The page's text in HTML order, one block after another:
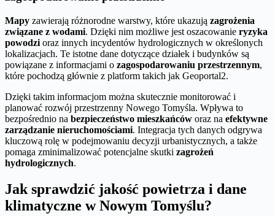
Mapy zawierają różnorodne warstwy, które ukazują zagrożenia
związane z wodami. Dzięki nim możliwe jest oszacowanie ryzyka
powodzi oraz innych incydentów hydrologicznych w określonych
lokalizacjach. Te istotne dane dotyczące działek i budynków są
powiązane z informacjami o zagospodarowaniu przestrzennym,
które pochodzą głównie z platform takich jak Geoportal2.
Dzięki takim informacjom można skutecznie monitorować i
planować rozwój przestrzenny Nowego Tomyśla. Wpływa to
bezpośrednio na bezpieczeństwo mieszkańców oraz na efektywne
zarządzanie nieruchomościami. Integracja tych danych odgrywa
kluczową rolę w podejmowaniu decyzji urbanistycznych, a także
pomaga zminimalizować potencjalne skutki zagrożeń
hydrologicznych.
Jak sprawdzić jakość powietrza i dane
klimatyczne w Nowym Tomyślu?